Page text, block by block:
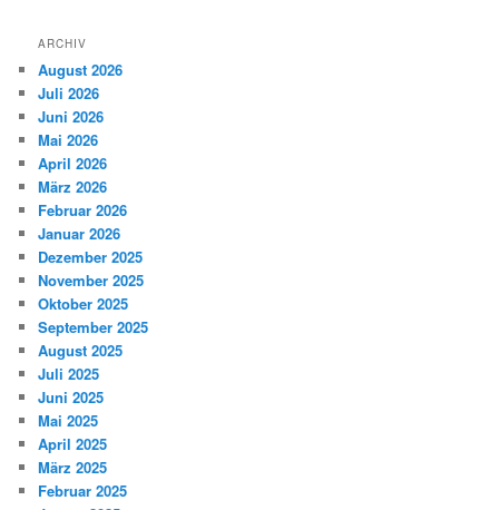
ARCHIV
August 2026
Juli 2026
Juni 2026
Mai 2026
April 2026
März 2026
Februar 2026
Januar 2026
Dezember 2025
November 2025
Oktober 2025
September 2025
August 2025
Juli 2025
Juni 2025
Mai 2025
April 2025
März 2025
Februar 2025